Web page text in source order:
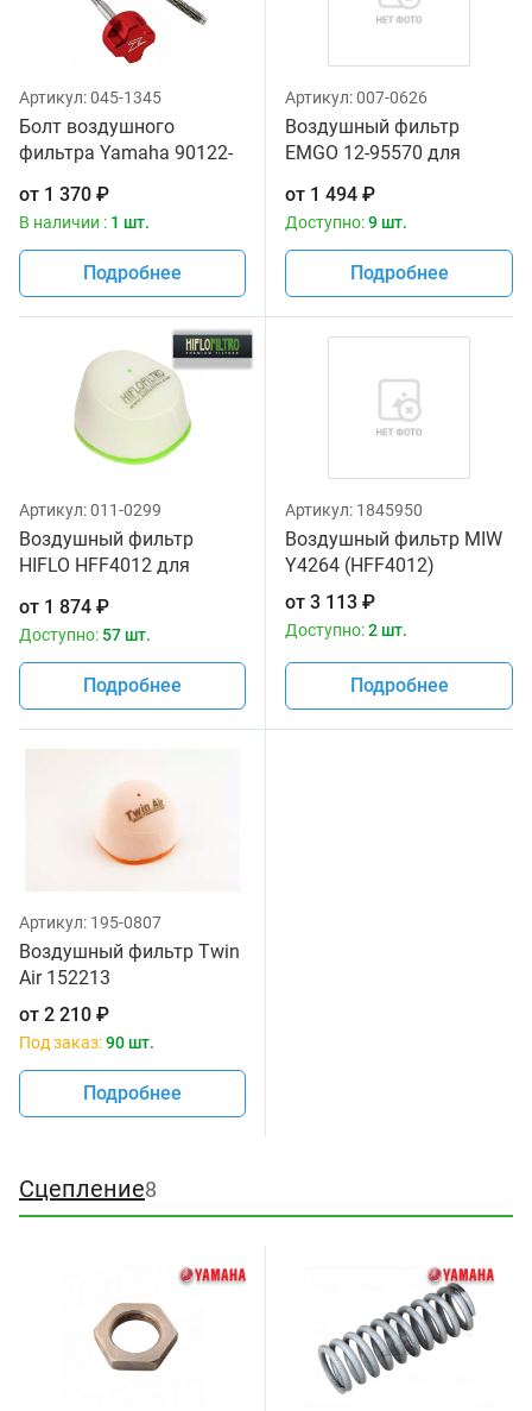
Артикул:045-1345
Болт воздушного
фильтра Yamaha 90122-
92153-0623,92154-1731,
Suzuki 13831-37F20
от 1 370 ₽
В наличии : 1 шт.
Подробнее
Артикул:007-0626
Воздушный фильтр
EMGO 12-95570 для
250 '01-02, YZ 125 '01-16
от 1 494 ₽
Доступно:9 шт.
Подробнее
Артикул:011-0299
Воздушный фильтр
HIFLO HFF4012 для
250 '01-02, YZ 125 '01-16
от 1 874 ₽
Доступно: 57 шт.
Подробнее
Артикул: 1845950
Воздушный фильтр MIW
Y4264 (HFF4012)
от 3 113 ₽
Доступно:2 шт.
Подробнее
Артикул: 195-0807
Воздушный фильтр Twin
Air 152213
от 2 210 ₽
Под заказ:90 шт.
Подробнее
Сцепление8